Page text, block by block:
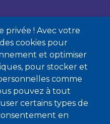
privée ! Avec votre
cookies pour
et optimiser
pour stocker et
comme
pouvez à tout
certains types de
en